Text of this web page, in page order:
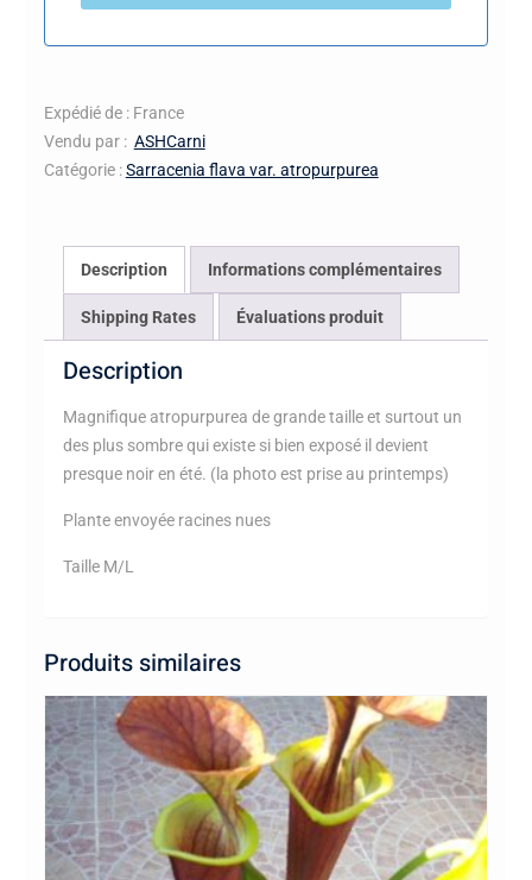
Expédié de : France
Vendu par : ASHCarni
Catégorie :Sarracenia flava var. atropurpurea
Description Informations complémentaires
Shipping Rates Évaluations produit
Description
Magnifique atropurpurea de grande taille et surtout un
des plus sombre qui existe si bien exposé il devient
presque noir en été. (la photo est prise au printemps)
Plante envoyée racines nues
Taille M/L
Produits similaires